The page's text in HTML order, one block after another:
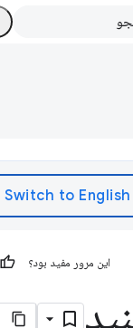
این مرور مفید بود؟